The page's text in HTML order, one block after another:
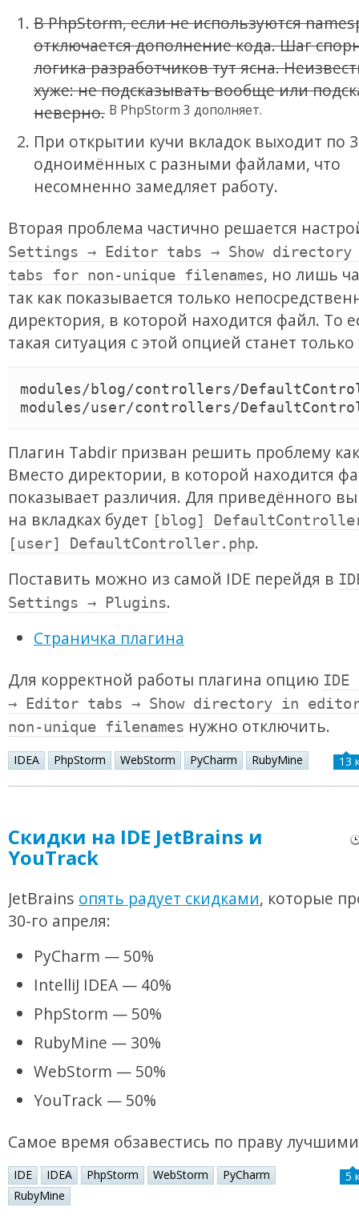
В PhpStorm, если не используются
отключается дополнение кода. Шаг
логика разработчиков тут ясна.
хуже: не подсказывать вообще или
неверно. В PhpStorm 3 дополняет.
При открытии кучи вкладок выходит по
одноимённых с разными файлами, что
несомненно замедляет работу.
Вторая проблема частично решается
Settings → Editor tabs → Show
tabs for non-unique filenames, но лишь
так как показывается только
директория, в которой находится файл. То
такая ситуация с этой опцией станет только
modules/blog/controllers/
Плагин Tabdir призван решить проблему
Вместо директории, в которой находится
показывает различия. Для приведённого
на вкладках будет [blog]
[user] DefaultController.php.
Поставить можно из самой IDE перейдя в
Settings → Plugins.
Страничка плагина
Для корректной работы плагина опцию
→ Editor tabs → Show directory in
non-unique filenames нужно отключить.
IDEA PhpStorm WebStorm PyCharm RubyMine 13
Скидки на IDE JetBrains и
YouTrack
JetBrains опять радует скидками, которые
30-го апреля:
PyCharm — 50%
IntelliJ IDEA — 40%
PhpStorm — 50%
RubyMine — 30%
WebStorm — 50%
YouTrack — 50%
Самое время обзавестись по праву
IDE IDEA PhpStorm WebStorm
PyCharm
RubyMine
5